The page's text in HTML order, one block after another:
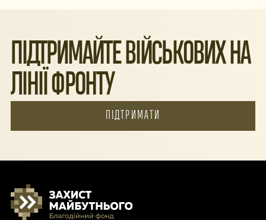
ПІДТРИМАЙТЕ ВІЙСЬКОВИХ НА
ЛІНІЇ ФРОНТУ
ПІДТРИМАТИ